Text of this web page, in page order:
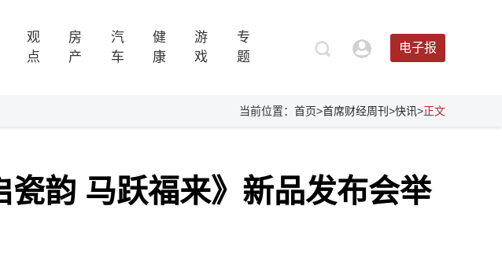
观
点
房
产
汽
车
健
康
游
戏
专
题
电子报
当前位置：首页>首席财经周刊 >快讯>正文
瓷韵 马跃福来》新品发布会举